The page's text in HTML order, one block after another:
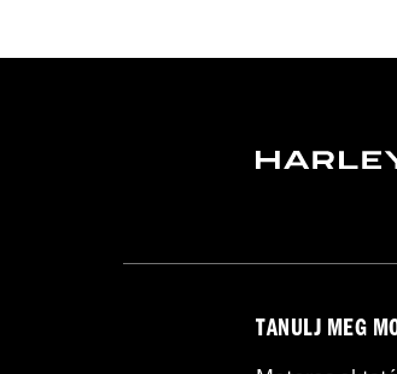
Collection:Empire
Left and
TANULJ MEG